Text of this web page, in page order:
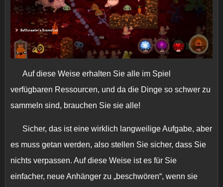
Auf diese Weise erhalten Sie alle im Spiel
verfügbaren Ressourcen, und da die Dinge so schwer zu
sammeln sind, brauchen Sie sie alle!
Sicher, das ist eine wirklich langweilige Aufgabe, aber
es muss getan werden, also stellen Sie sicher, dass Sie
nichts verpassen. Auf diese Weise ist es für Sie
einfacher, neue Anhänger zu „beschwören“, wenn sie